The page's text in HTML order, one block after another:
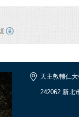
天主教輔仁
242062 新北